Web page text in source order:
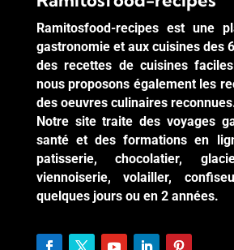
Ramitosfood-recipes est une
gastronomie et aux cuisines des
des recettes de cuisines
nous proposons également les
des oeuvres culinaires
Notre site traite des voyages
santé et des formations en
patisserie, chocolatier,
viennoiserie, volailler,
quelques jours ou en 2 années.